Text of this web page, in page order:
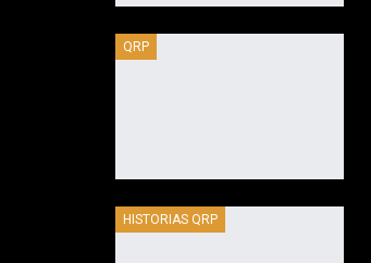
QRP
HISTORIAS QRP